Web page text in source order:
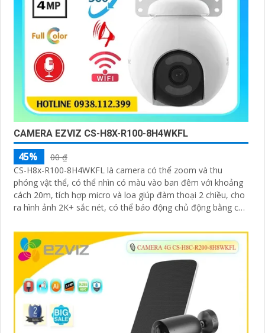
CAMERA EZVIZ CS-H8X-R100-8H4WKFL
45%
00 ₫
CS-H8x-R100-8H4WKFL là camera có thể zoom và thu
phóng vật thể, có thể nhìn có màu vào ban đêm với khoảng
cách 20m, tích hợp micro và loa giúp đàm thoại 2 chiều, cho
ra hình ảnh 2K+ sắc nét, có thể báo động chủ động bằng còi